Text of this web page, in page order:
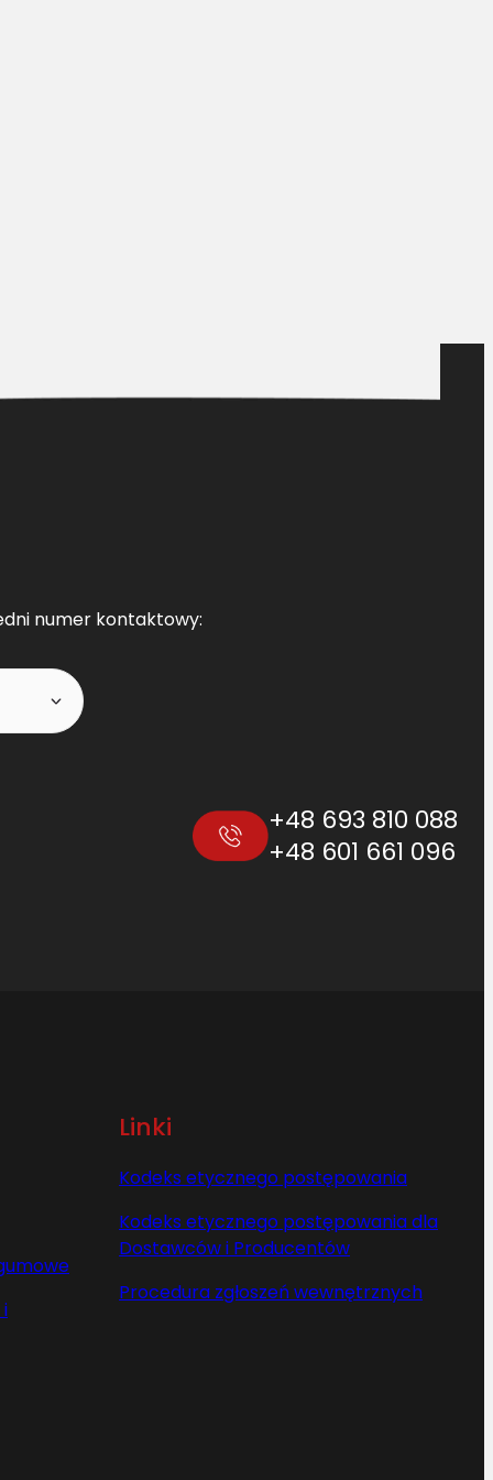
numer kontaktowy:
+48 693 810 088
+48 601 661 096
i
Linki
Kodeks etycznego postępowania
Kodeks etycznego postępowania dla
Dostawców i Producentów
Procedura zgłoszeń wewnętrznych